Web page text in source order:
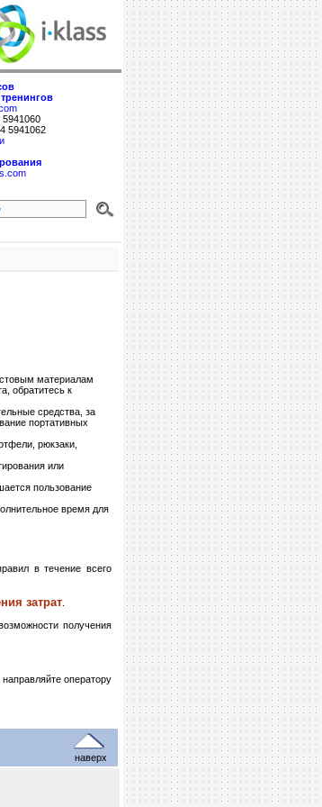
5941060
5941062
материалам
обратитесь к
средства, за
портативных
рюкзаки,
или
пользование
время для
в течение всего
затрат
получения
оператору
наверх